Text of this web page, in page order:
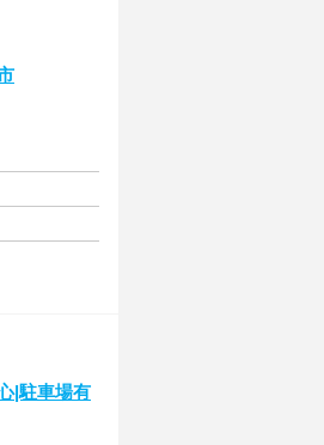
|駐車場有